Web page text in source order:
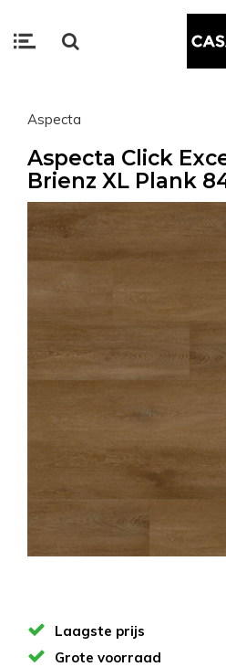
Aspecta
Aspecta Click
Brienz XL Plank
Laagste prijs
Grote voorraad